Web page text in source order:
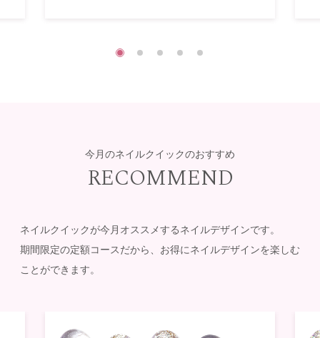
今月のネイルクイックのおすすめ
RECOMMEND
ネイルクイックが今月オススメするネイルデザインです。
期間限定の定額コースだから、お得にネイルデザインを楽しむ
ことができます。